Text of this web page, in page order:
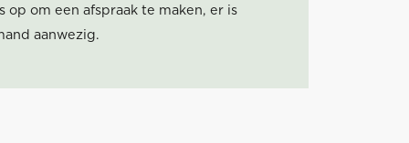
op om een afspraak te maken, er is
aanwezig.